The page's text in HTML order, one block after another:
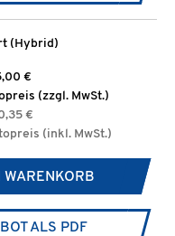
(Hybrid)
€
(zzgl. MwSt.)
€
(inkl. MwSt.)
WARENKORB
ALS PDF